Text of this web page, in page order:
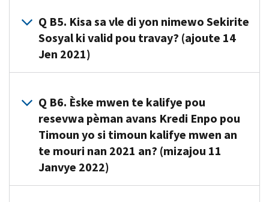
oswa
konjwen
w
lan,
si
marye
epi
fè
yon
deklarasyon
konjwen
yon
endividi
ki
lane
anvan
1
ye
Janvye
—
oswa
konjwen
w
lan,
ou
marye
epi
fè
yon
deklarasyon
Q B5. Kisa sa vle di yon nimewo Sekirite
Sosyal ki valid pou travay? (ajoute 14
Jen 2021)
timoun
kalifye
yo,
yon
SSN
valid
se
Q B6. Èske mwen te kalifye pou
resevwa pèman avans Kredi Enpo pou
Timoun yo si timoun kalifye mwen an
te mouri nan 2021 an? (mizajou 11
Janvye 2022)